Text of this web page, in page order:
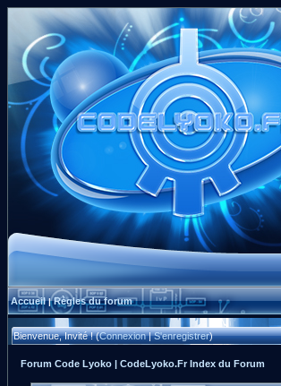
Accueil|Règles du forum
Bienvenue, Invité ! (Connexion|S'enregistrer)
Forum Code Lyoko | CodeLyoko.Fr Index du Forum